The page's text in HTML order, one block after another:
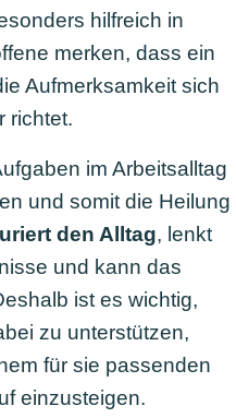
hilfreich in
merken, dass ein
Aufmerksamkeit sich
richtet.
im Arbeitsalltag
und somit die Heilung
den Alltag, lenkt
und kann das
ist es wichtig,
zu unterstützen,
für sie passenden
einzusteigen.